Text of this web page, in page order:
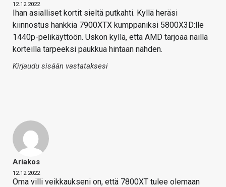
12.12.2022
Ihan asialliset kortit sieltä putkahti. Kyllä heräsi
kiinnostus hankkia 7900XTX kumppaniksi 5800X3D:lle
1440p-pelikäyttöön. Uskon kyllä, että AMD tarjoaa näillä
korteilla tarpeeksi paukkua hintaan nähden.
Kirjaudu sisään vastataksesi
Ariakos
12.12.2022
Oma villi veikkaukseni on, että 7800XT tulee olemaan